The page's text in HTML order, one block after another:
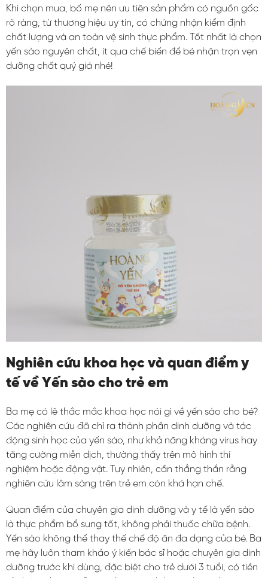
Khi chọn mua, bố mẹ nên ưu tiên sản phẩm có nguồn gốc
rõ ràng, từ thương hiệu uy tín, có chứng nhận kiểm định
chất lượng và an toàn vệ sinh thực phẩm. Tốt nhất là chọn
yến sào nguyên chất, ít qua chế biến để bé nhận trọn vẹn
dưỡng chất quý giá nhé!
Nghiên cứu khoa học và quan điểm y
tế về Yến sào cho trẻ em
Ba mẹ có lẽ thắc mắc khoa học nói gì về yến sào cho bé?
Các nghiên cứu đã chỉ ra thành phần dinh dưỡng và tác
động sinh học của yến sào, như khả năng kháng virus hay
tăng cường miễn dịch, thường thấy trên mô hình thí
nghiệm hoặc động vật. Tuy nhiên, cần thẳng thắn rằng
nghiên cứu lâm sàng trên trẻ em còn khá hạn chế.
Quan điểm của chuyên gia dinh dưỡng và y tế là yến sào
là thực phẩm bổ sung tốt, không phải thuốc chữa bệnh.
Yến sào không thể thay thế chế độ ăn đa dạng của bé. Ba
mẹ hãy luôn tham khảo ý kiến bác sĩ hoặc chuyên gia dinh
dưỡng trước khi dùng, đặc biệt cho trẻ dưới 3 tuổi, có tiền